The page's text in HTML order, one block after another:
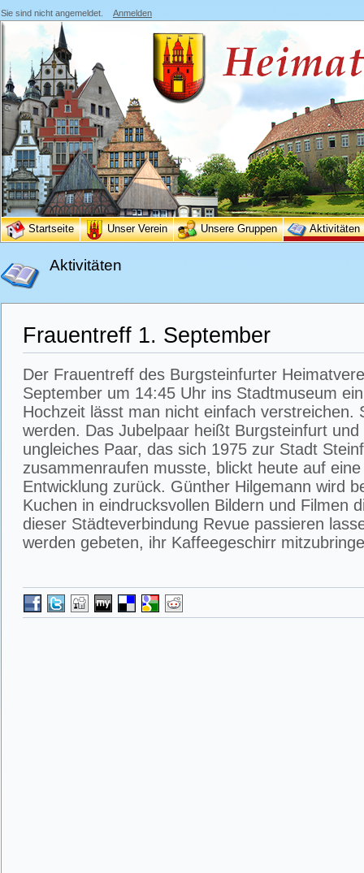
Sie sind nicht angemeldet. Anmelden
Startseite Unser Verein Unsere Gruppen Aktivitäten
Aktivitäten
Frauentreff 1. September
Der Frauentreff des Burgsteinfurter
September um 14:45 Uhr ins Stadtmuseum
Hochzeit lässt man nicht einfach verstreichen.
werden. Das Jubelpaar heißt Burgsteinfurt
ungleiches Paar, das sich 1975 zur Stadt
zusammenraufen musste, blickt heute auf
Entwicklung zurück. Günther Hilgemann wird
Kuchen in eindrucksvollen Bildern und Filmen
dieser Städteverbindung Revue passieren
werden gebeten, ihr Kaffeegeschirr